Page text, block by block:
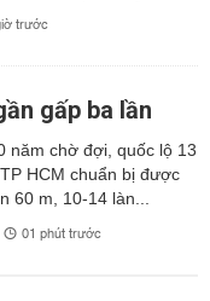
trước
gấp ba lần
năm chờ đợi, quốc lộ 13
HCM chuẩn bị được
60 m, 10-14 làn...
01 phút trước